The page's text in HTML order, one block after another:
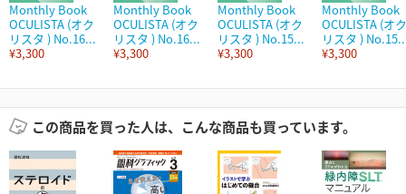
Monthly Book
OCULISTA (オク
リスタ ) No.16...
¥3,300
Monthly Book
OCULISTA (オク
リスタ ) No.16...
¥3,300
Monthly Book
OCULISTA (オク
リスタ ) No.15...
¥3,300
Monthly Book
OCULISTA (オク
リスタ )
¥3,300
この商品を買った人は、こんな商品も買っています。